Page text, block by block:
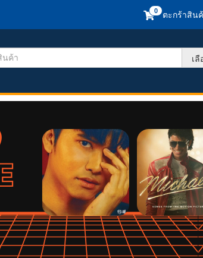
ตะกร้าสิน